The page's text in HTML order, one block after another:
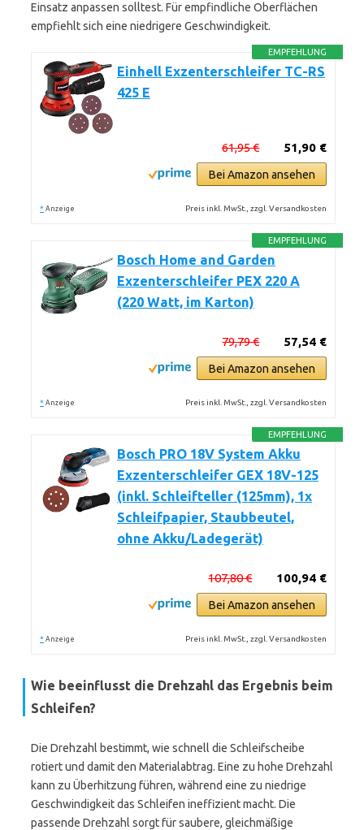
Einsatz anpassen solltest. Für empfindliche Oberflächen
empfiehlt sich eine niedrigere Geschwindigkeit.
EMPFEHLUNG
Einhell Exzenterschleifer TC-RS
425 E
51,90 €
61,95 €
Bei Amazon ansehen
* Anzeige Preis inkl. MwSt., zzgl. Versandkosten
EMPFEHLUNG
Bosch Home and Garden
Exzenterschleifer PEX 220 A
(220 Watt, im Karton)
57,54 €
79,79 €
Bei Amazon ansehen
* Anzeige Preis inkl. MwSt., zzgl. Versandkosten
EMPFEHLUNG
Bosch PRO 18V System Akku
Exzenterschleifer GEX 18V-125
(inkl. Schleifteller (125mm), 1x
Schleifpapier, Staubbeutel,
ohne Akku/Ladegerät)
100,94 €
107,80 €
Bei Amazon ansehen
* Anzeige Preis inkl. MwSt., zzgl. Versandkosten
Wie beeinflusst die Drehzahl das Ergebnis beim
Schleifen?
Die Drehzahl bestimmt, wie schnell die Schleifscheibe
rotiert und damit den Materialabtrag. Eine zu hohe Drehzahl
kann zu Überhitzung führen, während eine zu niedrige
Geschwindigkeit das Schleifen ineffizient macht. Die
passende Drehzahl sorgt für saubere, gleichmäßige